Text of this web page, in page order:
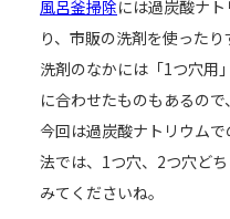
風呂釜掃除には過炭酸ナ
り、市販の洗剤を使った
洗剤のなかには「1つ穴用
に合わせたものもあるので
今回は過炭酸ナトリウム
法では、1つ穴、2つ穴ど
みてくださいね。